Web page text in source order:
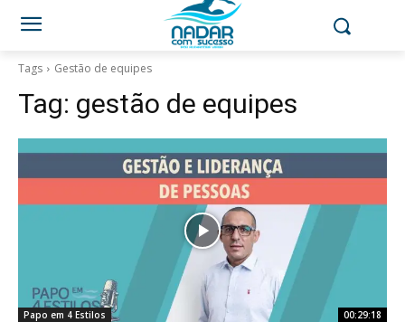
Tags Gestão de equipes
Tag: gestão de equipes
Papo em 4 Estilos 00:29:18